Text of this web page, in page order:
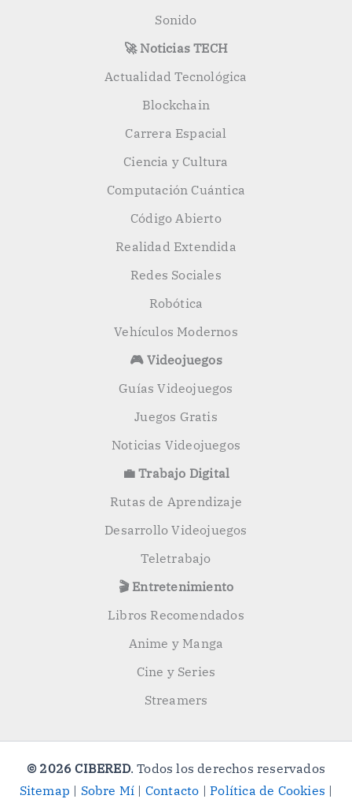
Sonido
🚀 Noticias TECH
Actualidad Tecnológica
Blockchain
Carrera Espacial
Ciencia y Cultura
Computación Cuántica
Código Abierto
Realidad Extendida
Redes Sociales
Robótica
Vehículos Modernos
🎮 Videojuegos
Guías Videojuegos
Juegos Gratis
Noticias Videojuegos
💼 Trabajo Digital
Rutas de Aprendizaje
Desarrollo Videojuegos
Teletrabajo
🎬 Entretenimiento
Libros Recomendados
Anime y Manga
Cine y Series
Streamers
© 2026 CIBERED. Todos los derechos reservados
Sitemap | Sobre Mí | Contacto |Política de Cookies |